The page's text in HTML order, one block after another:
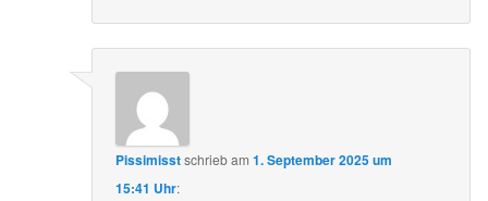
Pissimisstschriebam1. September 2025 um
15:41 Uhr: